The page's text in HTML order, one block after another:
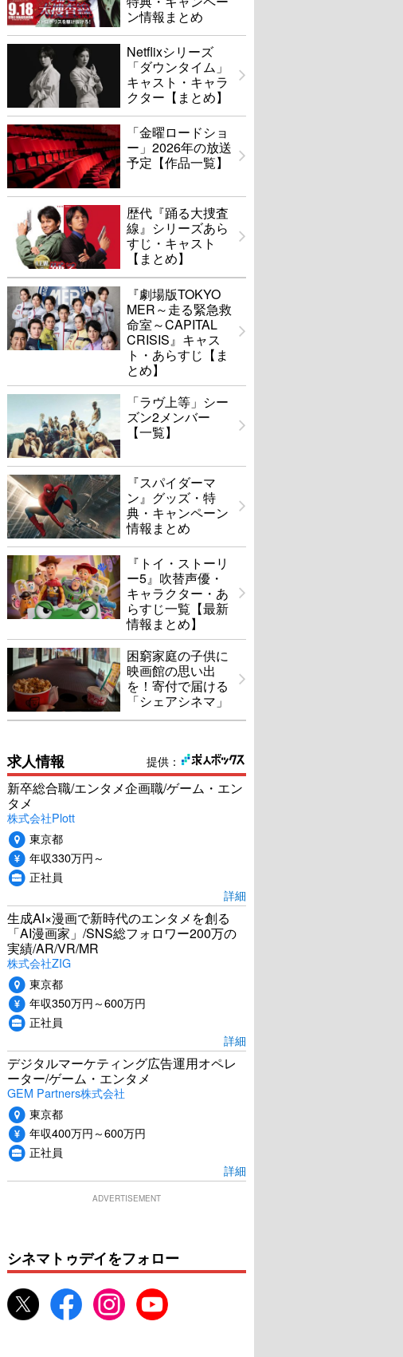
チア・アップ！
ガーンジー島の読書会の秘
ン情報まとめ
Netflixシリーズ
「ダウンタイム」
キャスト・キャラ
クター【まとめ】
「金曜ロードショ
ー」2026年の放送
予定【作品一覧】
歴代『踊る大捜査
線』シリーズあら
すじ・キャスト
【まとめ】
『劇場版TOKYO
MER～走る緊急救
命室～CAPITAL
CRISIS』キャス
ト・あらすじ【ま
とめ】
「ラヴ上等」シー
ズン2メンバー
【一覧】
『スパイダーマ
ン』グッズ・特
典・キャンペーン
情報まとめ
『トイ・ストーリ
ー5』吹替声優・
キャラクター・あ
らすじ一覧【最新
情報まとめ】
困窮家庭の子供に
映画館の思い出
を！寄付で届ける
「シェアシネマ」
提供：
求人情報
新卒総合職/エンタメ企画職/ゲーム・エン
タメ
株式会社Plott
東京都
年収330万円～
正社員
詳細
生成AI×漫画で新時代のエンタメを創る
「AI漫画家」/SNS総フォロワー200万の
実績/AR/VR/MR
株式会社ZIG
東京都
年収350万円～600万円
正社員
詳細
デジタルマーケティング広告運用オペレ
ーター/ゲーム・エンタメ
GEM Partners株式会社
東京都
年収400万円～600万円
正社員
詳細
ADVERTISEMENT
シネマトゥデイをフォロー